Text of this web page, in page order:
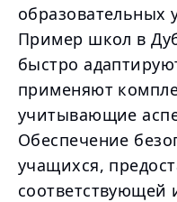
образовательных
Пример школ в
быстро
применяют
учитывающие
Обеспечение
учащихся,